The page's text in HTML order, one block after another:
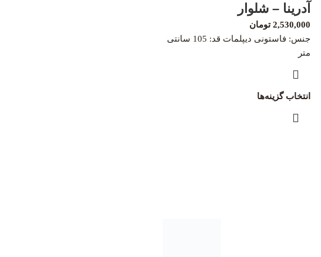
آدرینا – شلوار
2,530,000 تومان
جنس: فاستونی دیپلمات قد: 105 سانتی
متر
انتخاب گزینه‌ها